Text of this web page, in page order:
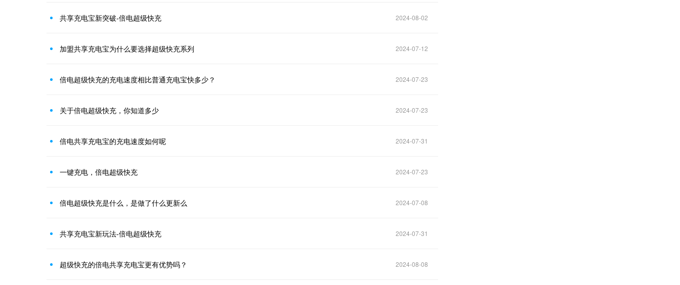
共享充电宝新突破-倍电超级快充 2024-08-02
加盟共享充电宝为什么要选择超级快充系列 2024-07-12
倍电超级快充的充电速度相比普通充电宝快多少？ 2024-07-23
关于倍电超级快充，你知道多少 2024-07-23
倍电共享充电宝的充电速度如何呢 2024-07-31
一键充电，倍电超级快充 2024-07-23
倍电超级快充是什么，是做了什么更新么 2024-07-08
共享充电宝新玩法-倍电超级快充 2024-07-31
超级快充的倍电共享充电宝更有优势吗？ 2024-08-08